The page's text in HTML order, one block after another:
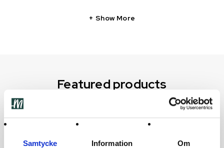
Samtycke Information Om
Show More
Featured products